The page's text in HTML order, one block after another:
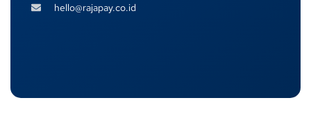
hello@rajapay.co.id